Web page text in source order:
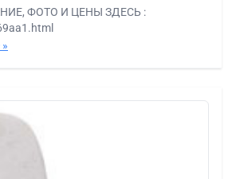
ФОТО И ЦЕНЫ ЗДЕСЬ :